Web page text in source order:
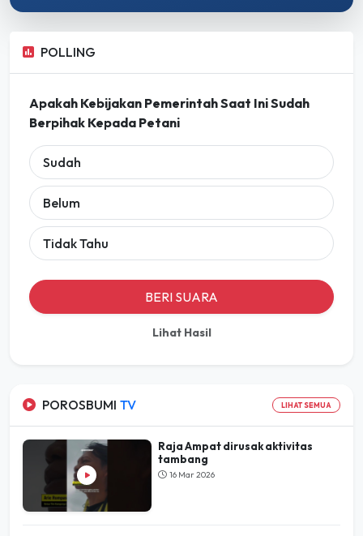
POLLING
Apakah Kebijakan Pemerintah Saat Ini Sudah
Berpihak Kepada Petani
Sudah
Belum
Tidak Tahu
BERI SUARA
Lihat Hasil
POROSBUMI TV LIHAT SEMUA
Raja Ampat dirusak aktivitas
tambang
16 Mar 2026